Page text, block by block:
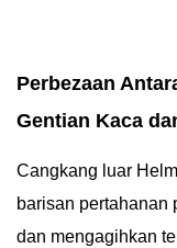
Perbezaan
Gentian Kaca
Cangkang luar
barisan pertahanan
dan mengagihkan